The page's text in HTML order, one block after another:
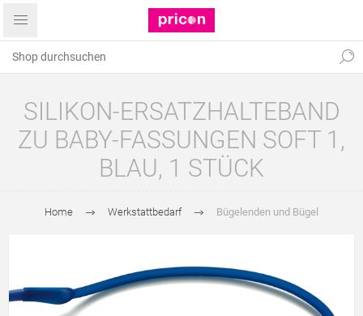
SILIKON-ERSATZHALTEBAND
ZU BABY-FASSUNGEN SOFT 1,
BLAU, 1 STÜCK
Home Werkstattbedarf Bügelenden und Bügel